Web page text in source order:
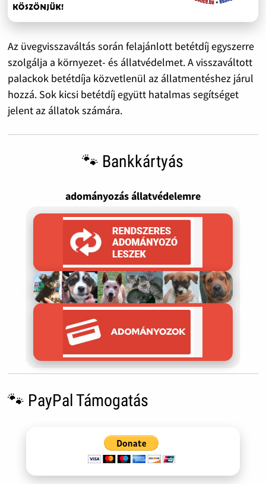
Az üvegvisszaváltás során felajánlott betétdíj egyszerre
szolgálja a környezet- és állatvédelmet. A visszaváltott
palackok betétdíja közvetlenül az állatmentéshez járul
hozzá. Sok kicsi betétdíj együtt hatalmas segítséget
jelent az állatok számára.
🐾 Bankkártyás
adományozás állatvédelemre
🐾 PayPal Támogatás